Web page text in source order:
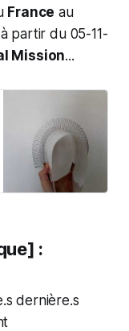
France au
partir du 05-11-
Mission...
:
dernière.s